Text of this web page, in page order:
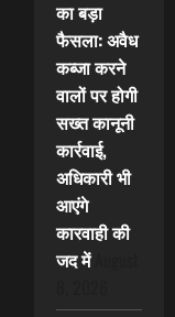
का बड़ा
फैसला: अवैध
कब्जा करने
वालों पर होगी
सख्त कानूनी
कार्रवाई,
अधिकारी भी
आएंगे
कारवाही की
जद में